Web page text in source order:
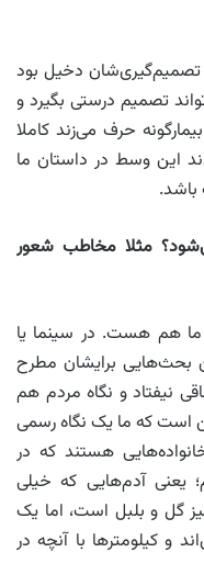
دخیل بود
تصمیم درستی بگیرد و
حرف می‌زند کاملا
این وسط در داستان ما
مثلا مخاطب شعور
ما هم هست. در سینما یا
بحث‌هایی برایشان مطرح
نیفتاد و نگاه مردم هم
است که ما یک نگاه رسمی
هستند که در
یعنی آدم‌هایی که خیلی
گل و بلبل است، اما یک
کیلومترها با آنچه در